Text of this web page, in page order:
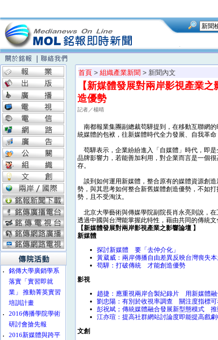
‧
銘傳大學廣銷學系
落實「實習即就
業」 推動菁英實習
培訓計畫
‧
2016傳播學院學術
研討會搶先報
‧
2016新媒體與跨平
首頁 > 組織產業新聞 > 新聞內文
【新媒體發展對兩岸影視產業
造優勢
記者／楊晴
南都報業集團副總裁苟驊提到，在移動互聯網
統媒體的包袱，往新媒體時代全力發展、自我革
苟驊表示，企業紛紛進入「自媒體」時代，即
品牌影響力，若能善加利用，對企業而言是一個
存。
談到如何運用新媒體，整合原有的媒體資源創
勢，與其思考如何整合新舊媒體創造優勢，不如
勢，且不受淘汰。
北京大學藝術與傳媒學院副院長肖永亮則說，
透過中國與台灣能掌握此特性，藉由共同的傳統
【新媒體發展對兩岸影視產業之影響論壇 】
新媒體
探討新媒體 要「去仲介化」
黃葳威：兩岸傳播自由差異反映台灣喪失
苟驊：打破傳統 才能創造優勢
影視
趙捷：應重視兩岸合製紀錄片 用新媒體
劉忠陽：有別於收視率調查 關注度指標
彭祝斌；傳統媒體融合發展新型態模式
江亦瑄：提高社群網站討論度即能提高戲
文創